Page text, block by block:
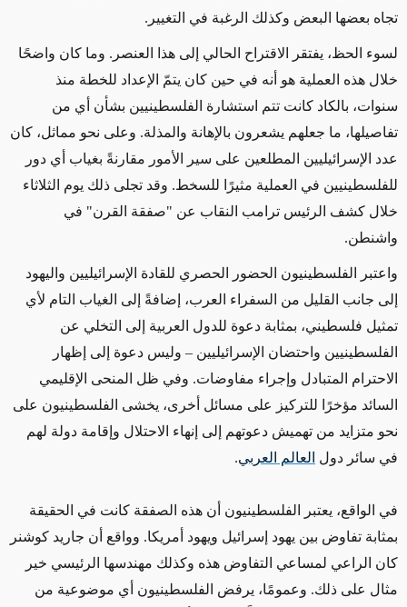
تجاه بعضها البعض وكذلك الرغبة في التغيير.
لسوء الحظ، يفتقر الاقتراح الحالي إلى هذا العنصر. وما كان واضحًا
خلال هذه العملية هو أنه في حين كان يتمّ الإعداد للخطة منذ
سنوات، بالكاد كانت تتم استشارة الفلسطينيين بشأن أي من
تفاصيلها، ما جعلهم يشعرون بالإهانة والمذلة. وعلى نحو مماثل، كان
عدد الإسرائيليين المطلعين على سير الأمور مقارنةً بغياب أي دور
للفلسطينيين في العملية مثيرًا للسخط. وقد تجلى ذلك يوم الثلاثاء
خلال كشف الرئيس ترامب النقاب عن "صفقة القرن" في
واشنطن.
واعتبر الفلسطينيون الحضور الحصري للقادة الإسرائيليين واليهود
إلى جانب القليل من السفراء العرب، إضافةً إلى الغياب التام لأي
تمثيل فلسطيني، بمثابة دعوة للدول العربية إلى التخلي عن
الفلسطينيين واحتضان الإسرائيليين – وليس دعوة إلى إظهار
الاحترام المتبادل وإجراء مفاوضات. وفي ظل المنحى الإقليمي
السائد مؤخرًا للتركيز على مسائل أخرى، يخشى الفلسطينيون على
نحو متزايد من تهميش دعوتهم إلى إنهاء الاحتلال وإقامة دولة لهم
في سائر دول العالم العربي.
في الواقع، يعتبر الفلسطينيون أن هذه الصفقة كانت في الحقيقة
بمثابة تفاوض بين يهود إسرائيل ويهود أمريكا. وواقع أن جاريد كوشنر
كان الراعي لمساعي التفاوض هذه وكذلك مهندسها الرئيسي خير
مثال على ذلك. وعمومًا، يرفض الفلسطينيون أي موضوعية من